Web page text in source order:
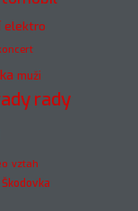
elektro
muži
rady
vztah
Škodovka